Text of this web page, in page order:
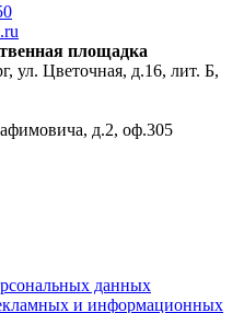
площадка
ул. Цветочная, д.16, лит. Б,
д.2, оф.305
данных
и информационных